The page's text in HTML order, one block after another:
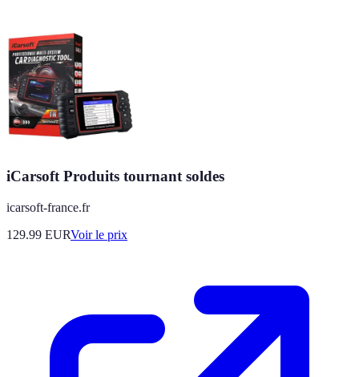
iCarsoft Produits tournant soldes
icarsoft-france.fr
129.99 EURVoir le prix